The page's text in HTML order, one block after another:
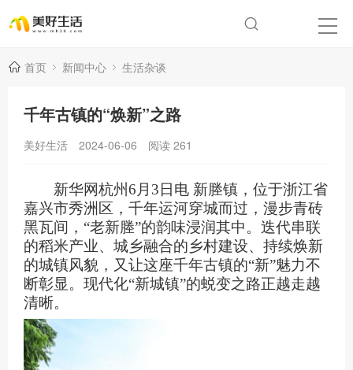
首页 新闻中心 生活杂谈
千年古镇的“焕新”之路
美好生活 2024-06-06 阅读 261
新华网杭州6月3日电 新塍镇，位于浙江省
嘉兴市秀洲区，千年运河穿城而过，漫步青砖
黑瓦间，“老新塍”的韵味浸润其中。迭代串联
的稻米产业、城乡融合的乡村建设、持续焕新
的城镇风貌，又让这座千年古镇的“新”魅力不
断彰显。现代化“新城镇”的蜕变之路正越走越
清晰。